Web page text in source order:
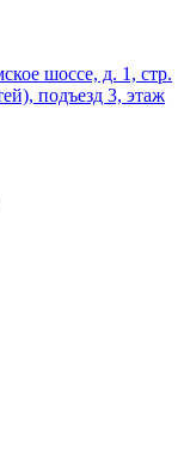
шоссе, д. 1, стр.
подъезд 3, этаж